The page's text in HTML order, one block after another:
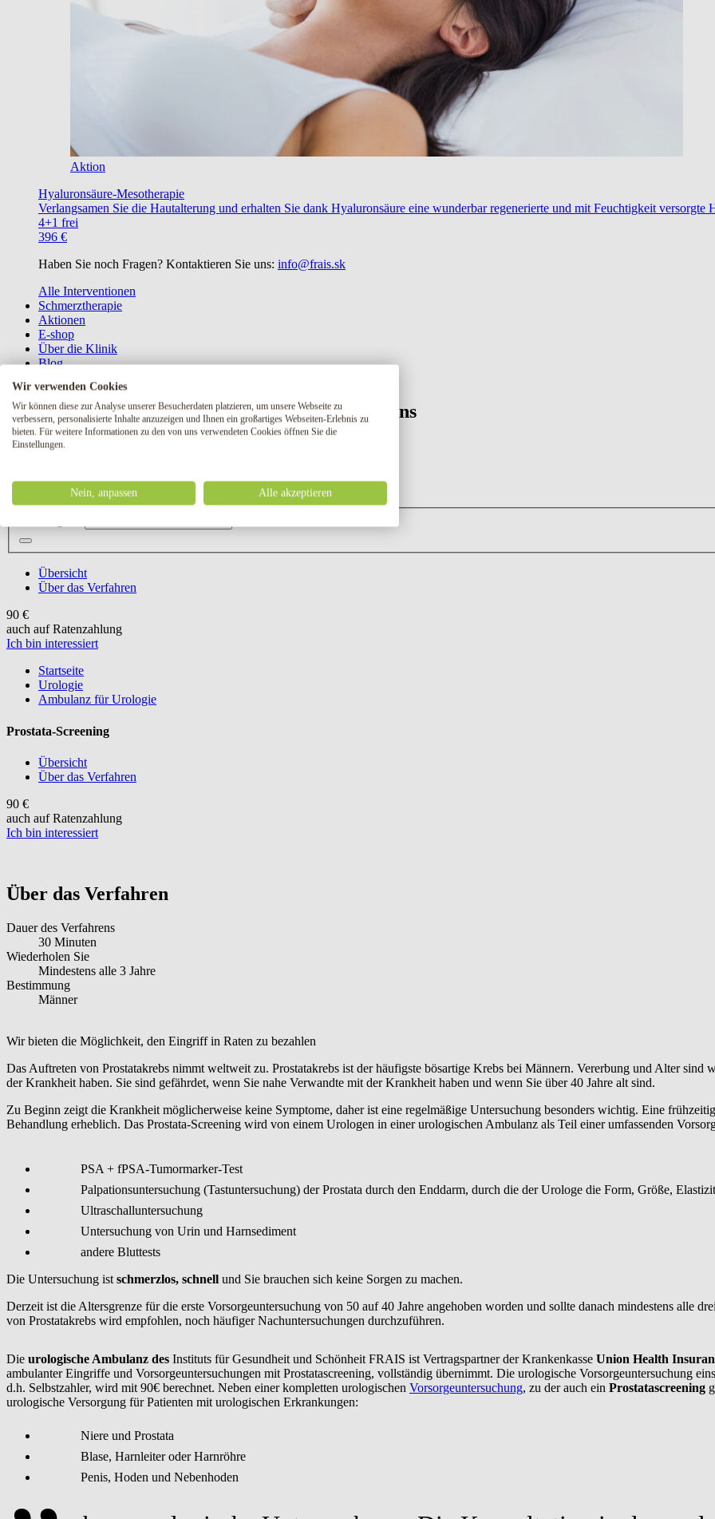
Aktion
Hyaluronsäure-Mesotherapie
Verlangsamen Sie die Hautalterung und erhalten Sie dank Hyaluronsäure eine wunderbar regenerierte und mit Feuchtigkeit versorgte
4+1 frei
396 €
Haben Sie noch Fragen? Kontaktieren Sie uns: info@frais.sk
Alle Interventionen
Schmerztherapie
Aktionen
E-shop
Über die Klinik
Blog
Haben Sie noch Fragen? Kontaktieren Sie uns
Kontakt
Menü
Schließen Sie
Übersicht
Über das Verfahren
90 €
auch auf Ratenzahlung
Ich bin interessiert
Startseite
Urologie
Ambulanz für Urologie
Prostata-Screening
Übersicht
Über das Verfahren
90 €
auch auf Ratenzahlung
Ich bin interessiert
Über das Verfahren
Dauer des Verfahrens
30 Minuten
Wiederholen Sie
Mindestens alle 3 Jahre
Bestimmung
Männer
Wir bieten die Möglichkeit, den Eingriff in Raten zu bezahlen
Das Auftreten von Prostatakrebs nimmt weltweit zu. Prostatakrebs ist der häufigste bösartige Krebs bei Männern. Vererbung und Alter
der Krankheit haben. Sie sind gefährdet, wenn Sie nahe Verwandte mit der Krankheit haben und wenn Sie über 40 Jahre alt sind.
Zu Beginn zeigt die Krankheit möglicherweise keine Symptome, daher ist eine regelmäßige Untersuchung besonders wichtig. Eine
Behandlung erheblich. Das Prostata-Screening wird von einem Urologen in einer urologischen Ambulanz als Teil einer umfassenden
PSA + fPSA-Tumormarker-Test
Palpationsuntersuchung (Tastuntersuchung) der Prostata durch den Enddarm, durch die der Urologe die Form, Größe,
Ultraschalluntersuchung
Untersuchung von Urin und Harnsediment
andere Bluttests
Die Untersuchung ist schmerzlos, schnell und Sie brauchen sich keine Sorgen zu machen.
Derzeit ist die Altersgrenze für die erste Vorsorgeuntersuchung von 50 auf 40 Jahre angehoben worden und sollte danach mindestens alle
von Prostatakrebs wird empfohlen, noch häufiger Nachuntersuchungen durchzuführen.
Die urologische Ambulanz des Instituts für Gesundheit und Schönheit FRAIS ist Vertragspartner der Krankenkasse Union Health
ambulanter Eingriffe und Vorsorgeuntersuchungen mit Prostatascreening, vollständig übernimmt. Die urologische Vorsorgeuntersuchung
d.h. Selbstzahler, wird mit 90€ berechnet. Neben einer kompletten urologischen Vorsorgeuntersuchung, zu der auch ein Prostatascreening
urologische Versorgung für Patienten mit urologischen Erkrankungen:
Niere und Prostata
Blase, Harnleiter oder Harnröhre
Penis, Hoden und Nebenhoden
Wir verwenden Cookies
Wir können diese zur Analyse unserer Besucherdaten platzieren, um unsere Webseite zu
verbessern, personalisierte Inhalte anzuzeigen und Ihnen ein großartiges Webseiten-Erlebnis zu
bieten. Für weitere Informationen zu den von uns verwendeten Cookies öffnen Sie die
Einstellungen.
Nein, anpassen Alle akzeptieren